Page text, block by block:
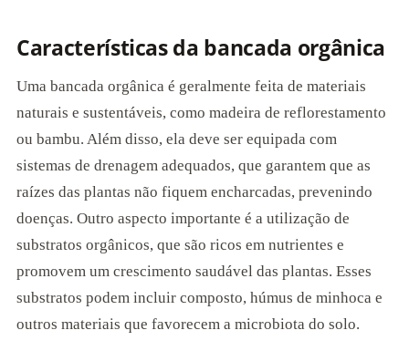
Características da bancada orgânica
Uma bancada orgânica é geralmente feita de materiais
naturais e sustentáveis, como madeira de reflorestamento
ou bambu. Além disso, ela deve ser equipada com
sistemas de drenagem adequados, que garantem que as
raízes das plantas não fiquem encharcadas, prevenindo
doenças. Outro aspecto importante é a utilização de
substratos orgânicos, que são ricos em nutrientes e
promovem um crescimento saudável das plantas. Esses
substratos podem incluir composto, húmus de minhoca e
outros materiais que favorecem a microbiota do solo.